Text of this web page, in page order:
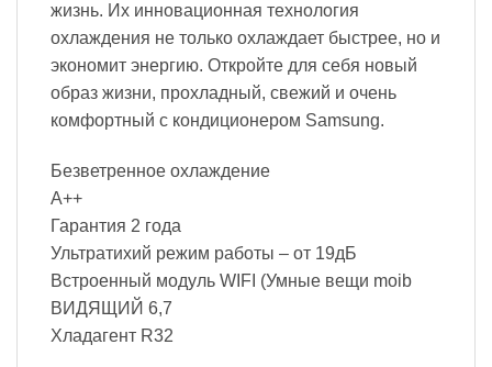
жизнь. Их инновационная технология
охлаждения не только охлаждает быстрее, но и
экономит энергию. Откройте для себя новый
образ жизни, прохладный, свежий и очень
комфортный с кондиционером Samsung.
Безветренное охлаждение
А++
Гарантия 2 года
Ультратихий режим работы – от 19дБ
Встроенный модуль WIFI (Умные вещи moib
ВИДЯЩИЙ 6,7
Хладагент R32